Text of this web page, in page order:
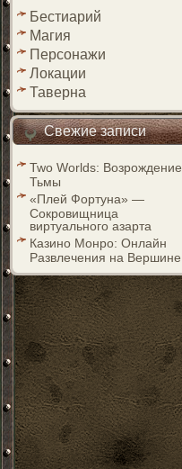
Бестиарий
Магия
Персонажи
Локации
Таверна
Свежие записи
Two Worlds: Возрождение
Тьмы
«Плей Фортуна» —
Сокровищница
виртуального азарта
Казино Монро: Онлайн
Развлечения на Вершине